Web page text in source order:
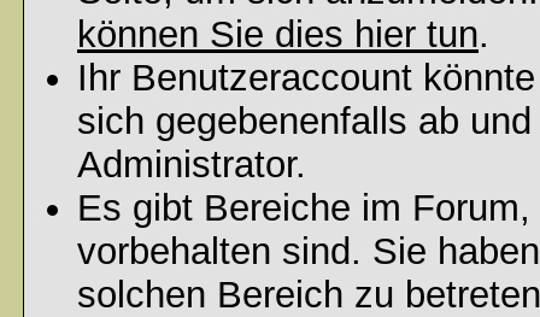
können Sie dies hier tun.
Ihr Benutzeraccount
sich gegebenenfalls ab
Administrator.
Es gibt Bereiche im
vorbehalten sind. Sie
solchen Bereich zu